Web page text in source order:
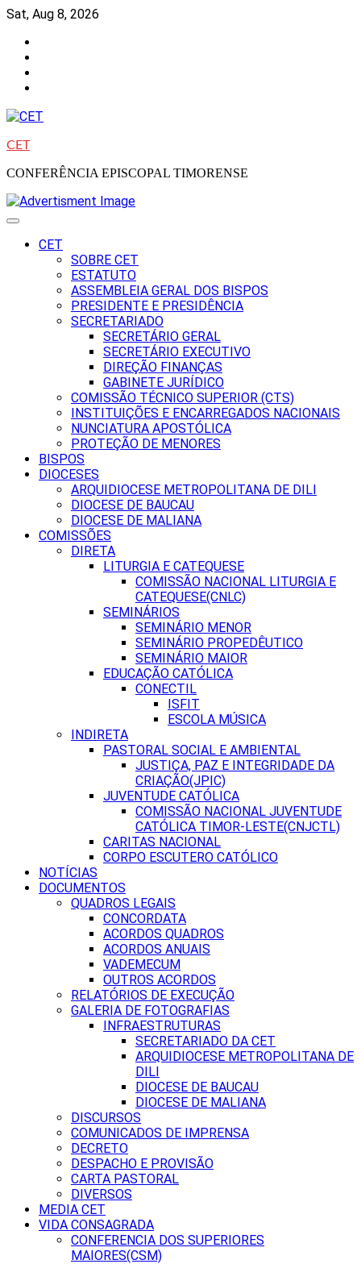
Skip
content
Sat, Aug 8, 2026
CET
CONFERÊNCIA EPISCOPAL TIMORENSE
CET
SOBRE CET
ESTATUTO
ASSEMBLEIA GERAL DOS BISPOS
PRESIDENTE E PRESIDÊNCIA
SECRETARIADO
SECRETÁRIO GERAL
SECRETÁRIO EXECUTIVO
DIREÇÃO FINANÇAS
GABINETE JURÍDICO
COMISSÃO TÉCNICO SUPERIOR (CTS)
INSTITUIÇÕES E ENCARREGADOS NACIONAIS
NUNCIATURA APOSTÓLICA
PROTEÇÃO DE MENORES
BISPOS
DIOCESES
ARQUIDIOCESE METROPOLITANA DE DILI
DIOCESE DE BAUCAU
DIOCESE DE MALIANA
COMISSÕES
DIRETA
LITURGIA E CATEQUESE
COMISSÃO NACIONAL LITURGIA E
CATEQUESE(CNLC)
SEMINÁRIOS
SEMINÁRIO MENOR
SEMINÁRIO PROPEDÊUTICO
SEMINÁRIO MAIOR
EDUCAÇÃO CATÓLICA
CONECTIL
ISFIT
ESCOLA MÚSICA
INDIRETA
PASTORAL SOCIAL E AMBIENTAL
JUSTIÇA, PAZ E INTEGRIDADE DA
CRIAÇÃO(JPIC)
JUVENTUDE CATÓLICA
COMISSÃO NACIONAL JUVENTUDE
CATÓLICA TIMOR-LESTE(CNJCTL)
CARITAS NACIONAL
CORPO ESCUTERO CATÓLICO
NOTÍCIAS
DOCUMENTOS
QUADROS LEGAIS
CONCORDATA
ACORDOS QUADROS
ACORDOS ANUAIS
VADEMECUM
OUTROS ACORDOS
RELATÓRIOS DE EXECUÇÃO
GALERIA DE FOTOGRAFIAS
INFRAESTRUTURAS
SECRETARIADO DA CET
ARQUIDIOCESE METROPOLITANA DE
DILI
DIOCESE DE BAUCAU
DIOCESE DE MALIANA
DISCURSOS
COMUNICADOS DE IMPRENSA
DECRETO
DESPACHO E PROVISÃO
CARTA PASTORAL
DIVERSOS
MEDIA CET
VIDA CONSAGRADA
CONFERENCIA DOS SUPERIORES
MAIORES(CSM)